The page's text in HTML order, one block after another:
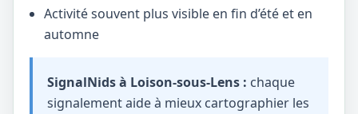
Activité souvent plus visible en fin d’été et en
automne
SignalNids à Loison-sous-Lens : chaque
signalement aide à mieux cartographier les